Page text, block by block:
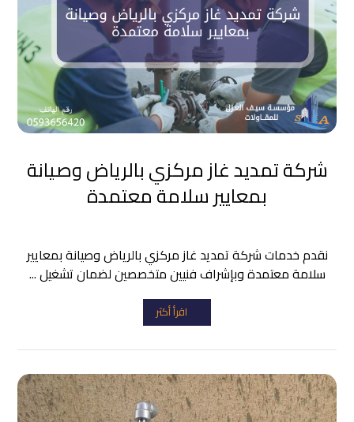
شركة تمديد غاز مركزي بالرياض وصيانة
بمعايير سلامة معتمدة
نقدم خدمات شركة تمديد غاز مركزي بالرياض وصيانة بمعايير
سلامة معتمدة وبإشراف فنيين متخصصين لضمان تشغيل ...
اقرأ أكثر